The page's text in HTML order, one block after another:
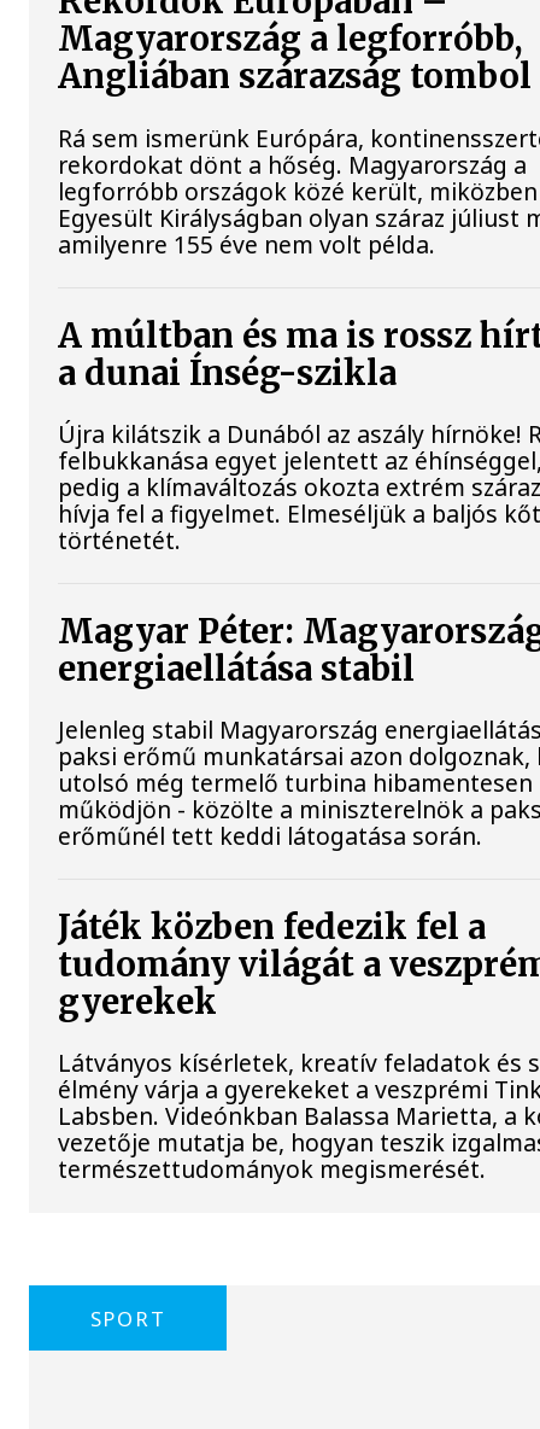
Magyarország a legforróbb,
Angliában szárazság tombol
Rá sem ismerünk Európára,
rekordokat dönt a hőség. Magyarország a
legforróbb országok közé került,
Egyesült Királyságban olyan száraz júliust
amilyenre 155 éve nem volt példa.
A múltban és ma is rossz
a dunai Ínség-szikla
Újra kilátszik a Dunából az aszály hírnöke!
felbukkanása egyet jelentett az
pedig a klímaváltozás okozta extrém
hívja fel a figyelmet. Elmeséljük a baljós
történetét.
Magyar Péter:
energiaellátása stabil
Jelenleg stabil Magyarország
paksi erőmű munkatársai azon dolgoznak,
utolsó még termelő turbina hibamentesen
működjön - közölte a miniszterelnök a
erőműnél tett keddi látogatása során.
Játék közben fedezik fel a
tudomány világát a
gyerekek
Látványos kísérletek, kreatív feladatok és
élmény várja a gyerekeket a veszprémi
Labsben. Videónkban Balassa Marietta, a
vezetője mutatja be, hogyan teszik
természettudományok megismerését.
SPORT